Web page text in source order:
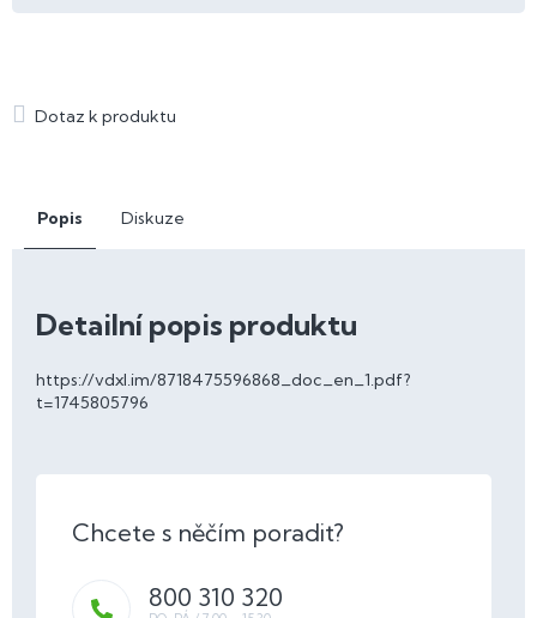
Popis Diskuze
Detailní popis produktu
https://vdxl.im/8718475596868_doc_en_1.pdf?
t=1745805796
800 310 320